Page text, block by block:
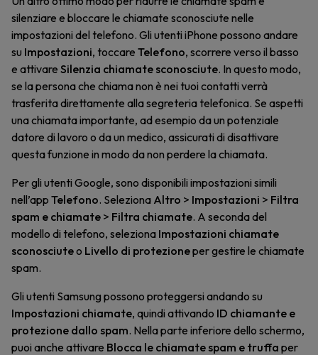
silenziare e bloccare le chiamate sconosciute nelle
impostazioni del telefono. Gli utenti iPhone possono andare
su Impostazioni, toccare Telefono, scorrere verso il basso
e attivare Silenzia chiamate sconosciute. In questo modo,
se la persona che chiama non è nei tuoi contatti verrà
trasferita direttamente alla segreteria telefonica. Se aspetti
una chiamata importante, ad esempio da un potenziale
datore di lavoro o da un medico, assicurati di disattivare
questa funzione in modo da non perdere la chiamata.
Per gli utenti Google, sono disponibili impostazioni simili
nell’app Telefono. Seleziona Altro > Impostazioni > Filtra
spam e chiamate > Filtra chiamate. A seconda del
modello di telefono, seleziona Impostazioni chiamate
sconosciuteo Livello di protezioneper gestire le chiamate
spam.
Gli utenti Samsung possono proteggersi andando su
Impostazioni chiamate, quindi attivando ID chiamante e
protezione dallo spam. Nella parte inferiore dello schermo,
puoi anche attivare Blocca le chiamate spam e truffa per